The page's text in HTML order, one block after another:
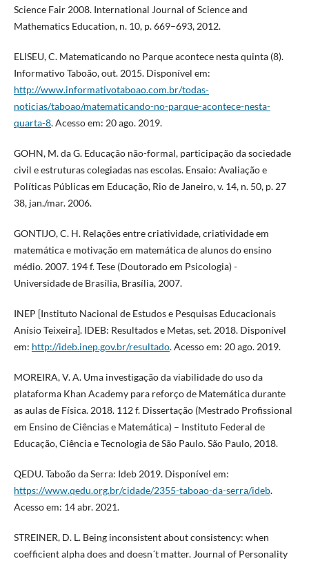
Science Fair 2008. International Journal of Science and
Mathematics Education, n. 10, p. 669–693, 2012.
ELISEU, C. Matematicando no Parque acontece nesta quinta (8).
Informativo Taboão, out. 2015. Disponível em:
http://www.informativotaboao.com.br/todas-
noticias/taboao/matematicando-no-parque-acontece-nesta-
quarta-8. Acesso em: 20 ago. 2019.
GOHN, M. da G. Educação não-formal, participação da sociedade
civil e estruturas colegiadas nas escolas. Ensaio: Avaliação e
Políticas Públicas em Educação, Rio de Janeiro, v. 14, n. 50, p. 27
38, jan./mar. 2006.
GONTIJO, C. H. Relações entre criatividade, criatividade em
matemática e motivação em matemática de alunos do ensino
médio. 2007. 194 f. Tese (Doutorado em Psicologia) -
Universidade de Brasília, Brasília, 2007.
INEP [Instituto Nacional de Estudos e Pesquisas Educacionais
Anísio Teixeira]. IDEB: Resultados e Metas, set. 2018. Disponível
em: http://ideb.inep.gov.br/resultado. Acesso em: 20 ago. 2019.
MOREIRA, V. A. Uma investigação da viabilidade do uso da
plataforma Khan Academy para reforço de Matemática durante
as aulas de Física. 2018. 112 f. Dissertação (Mestrado Profissional
em Ensino de Ciências e Matemática) – Instituto Federal de
Educação, Ciência e Tecnologia de São Paulo. São Paulo, 2018.
QEDU. Taboão da Serra: Ideb 2019. Disponível em:
https://www.qedu.org.br/cidade/2355-taboao-da-serra/ideb.
Acesso em: 14 abr. 2021.
STREINER, D. L. Being inconsistent about consistency: when
coefficient alpha does and doesn´t matter. Journal of Personality